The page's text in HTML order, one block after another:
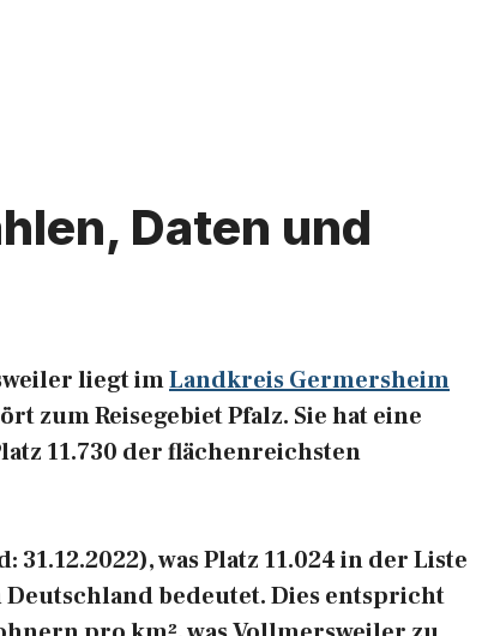
Daten und
liegt imLandkreis Germersheim
zum Reisegebiet Pfalz. Sie hat eine
11.730 der flächenreichsten
was Platz 11.024 in der Liste
bedeutet. Dies entspricht